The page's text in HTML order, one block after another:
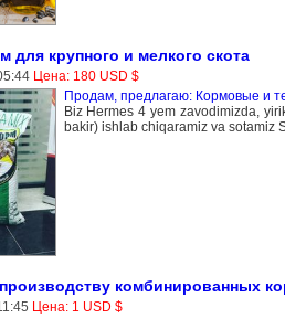
для крупного и мелкого скота
Цена: 180 USD $
Продам, предлагаю: Кормовые и
Biz Hermes 4 yem zavodimizda,
bakir) ishlab chiqaramiz va sotamiz
комбинированных
Цена: 1 USD $